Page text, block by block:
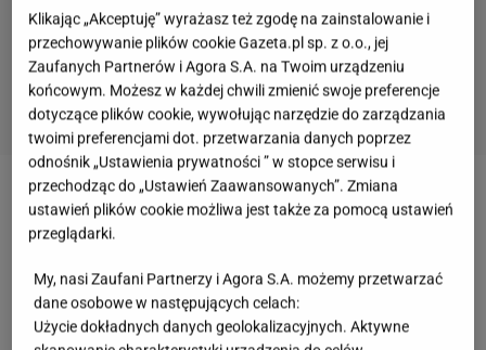
Zobacz wideoPrzepis na pyszną pizzę według
Hapsa
Jak przechowywać wędlinę? Nie popełniaj tej gafy.
To dlatego szybciej się psuje
Klikając „Akceptuję” wyrażasz też zgodę na zainstalowanie i
przechowywanie plików cookie Gazeta.pl sp. z o.o., jej
Zaufanych Partnerów i Agora S.A. na Twoim urządzeniu
końcowym. Możesz w każdej chwili zmienić swoje preferencje
dotyczące plików cookie, wywołując narzędzie do zarządzania
twoimi preferencjami dot. przetwarzania danych poprzez
odnośnik „Ustawienia prywatności ” w stopce serwisu i
przechodząc do „Ustawień Zaawansowanych”. Zmiana
ustawień plików cookie możliwa jest także za pomocą ustawień
przeglądarki.
My, nasi Zaufani Partnerzy i Agora S.A. możemy przetwarzać
dane osobowe w następujących celach:
Użycie dokładnych danych geolokalizacyjnych. Aktywne